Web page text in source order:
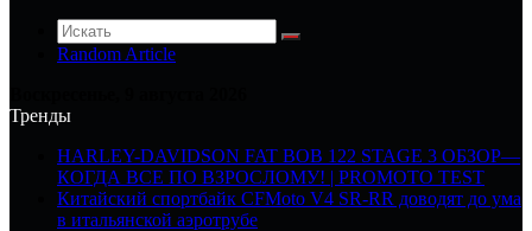
Random Article
Тренды
HARLEY-DAVIDSON FAT BOB 122 STAGE 3 ОБЗОР—
КОГДА ВСЕ ПО ВЗРОСЛОМУ! | PROMOTO TEST
Китайский спортбайк CFMoto V4 SR-RR доводят до ума
в итальянской аэротрубе